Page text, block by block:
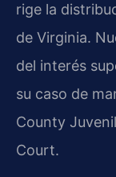
rige la
de Virginia.
del interés
su caso de
County
Court.